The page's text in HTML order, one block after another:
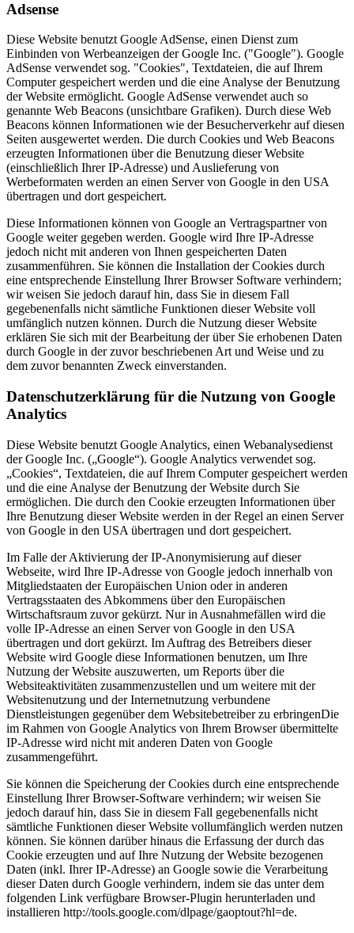
Adsense
Diese Website benutzt Google AdSense, einen Dienst zum
Einbinden von Werbeanzeigen der Google Inc. ("Google"). Google
AdSense verwendet sog. "Cookies", Textdateien, die auf Ihrem
Computer gespeichert werden und die eine Analyse der Benutzung
der Website ermöglicht. Google AdSense verwendet auch so
genannte Web Beacons (unsichtbare Grafiken). Durch diese Web
Beacons können Informationen wie der Besucherverkehr auf diesen
Seiten ausgewertet werden. Die durch Cookies und Web Beacons
erzeugten Informationen über die Benutzung dieser Website
(einschließlich Ihrer IP-Adresse) und Auslieferung von
Werbeformaten werden an einen Server von Google in den USA
übertragen und dort gespeichert.
Diese Informationen können von Google an Vertragspartner von
Google weiter gegeben werden. Google wird Ihre IP-Adresse
jedoch nicht mit anderen von Ihnen gespeicherten Daten
zusammenführen. Sie können die Installation der Cookies durch
eine entsprechende Einstellung Ihrer Browser Software verhindern;
wir weisen Sie jedoch darauf hin, dass Sie in diesem Fall
gegebenenfalls nicht sämtliche Funktionen dieser Website voll
umfänglich nutzen können. Durch die Nutzung dieser Website
erklären Sie sich mit der Bearbeitung der über Sie erhobenen Daten
durch Google in der zuvor beschriebenen Art und Weise und zu
dem zuvor benannten Zweck einverstanden.
Datenschutzerklärung für die Nutzung von Google
Analytics
Diese Website benutzt Google Analytics, einen Webanalysedienst
der Google Inc. („Google“). Google Analytics verwendet sog.
„Cookies“, Textdateien, die auf Ihrem Computer gespeichert werden
und die eine Analyse der Benutzung der Website durch Sie
ermöglichen. Die durch den Cookie erzeugten Informationen über
Ihre Benutzung dieser Website werden in der Regel an einen Server
von Google in den USA übertragen und dort gespeichert.
Im Falle der Aktivierung der IP-Anonymisierung auf dieser
Webseite, wird Ihre IP-Adresse von Google jedoch innerhalb von
Mitgliedstaaten der Europäischen Union oder in anderen
Vertragsstaaten des Abkommens über den Europäischen
Wirtschaftsraum zuvor gekürzt. Nur in Ausnahmefällen wird die
volle IP-Adresse an einen Server von Google in den USA
übertragen und dort gekürzt. Im Auftrag des Betreibers dieser
Website wird Google diese Informationen benutzen, um Ihre
Nutzung der Website auszuwerten, um Reports über die
Websiteaktivitäten zusammenzustellen und um weitere mit der
Websitenutzung und der Internetnutzung verbundene
Dienstleistungen gegenüber dem Websitebetreiber zu erbringenDie
im Rahmen von Google Analytics von Ihrem Browser übermittelte
IP-Adresse wird nicht mit anderen Daten von Google
zusammengeführt.
Sie können die Speicherung der Cookies durch eine entsprechende
Einstellung Ihrer Browser-Software verhindern; wir weisen Sie
jedoch darauf hin, dass Sie in diesem Fall gegebenenfalls nicht
sämtliche Funktionen dieser Website vollumfänglich werden nutzen
können. Sie können darüber hinaus die Erfassung der durch das
Cookie erzeugten und auf Ihre Nutzung der Website bezogenen
Daten (inkl. Ihrer IP-Adresse) an Google sowie die Verarbeitung
dieser Daten durch Google verhindern, indem sie das unter dem
folgenden Link verfügbare Browser-Plugin herunterladen und
installieren http://tools.google.com/dlpage/gaoptout?hl=de.